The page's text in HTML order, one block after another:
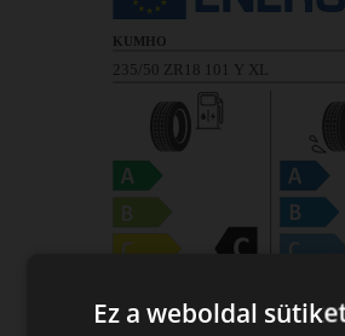
Ez a weboldal